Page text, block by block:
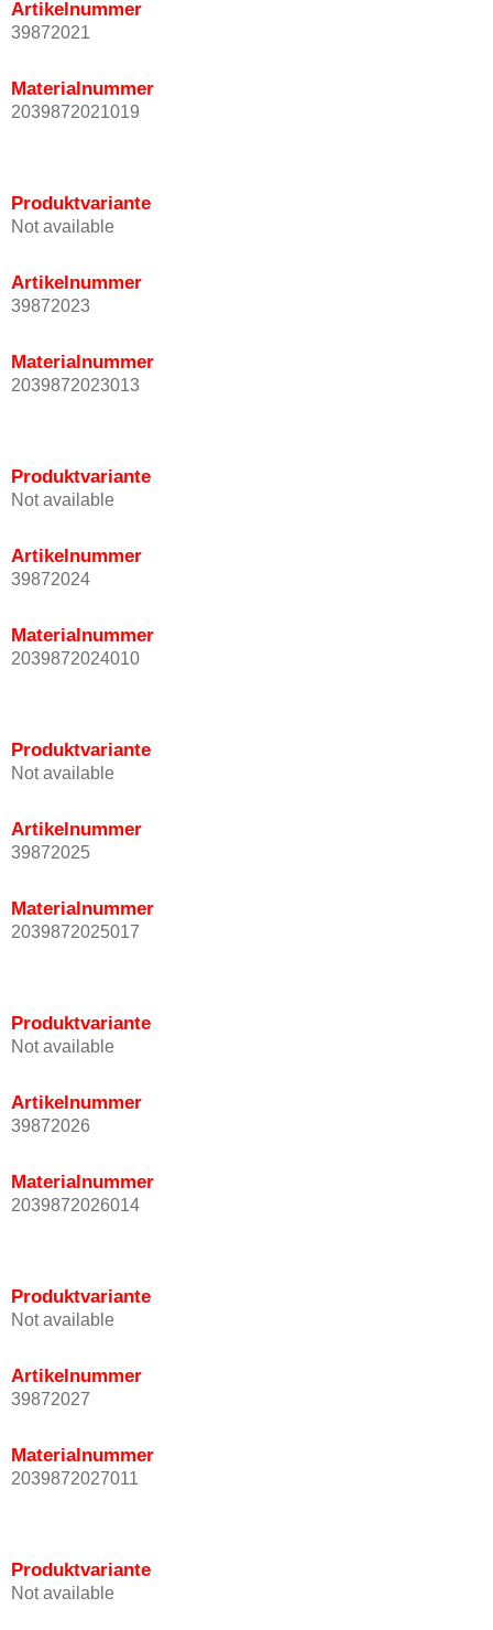
Artikelnummer
39872021
Materialnummer
2039872021019
Produktvariante
Not available
Artikelnummer
39872023
Materialnummer
2039872023013
Produktvariante
Not available
Artikelnummer
39872024
Materialnummer
2039872024010
Produktvariante
Not available
Artikelnummer
39872025
Materialnummer
2039872025017
Produktvariante
Not available
Artikelnummer
39872026
Materialnummer
2039872026014
Produktvariante
Not available
Artikelnummer
39872027
Materialnummer
2039872027011
Produktvariante
Not available